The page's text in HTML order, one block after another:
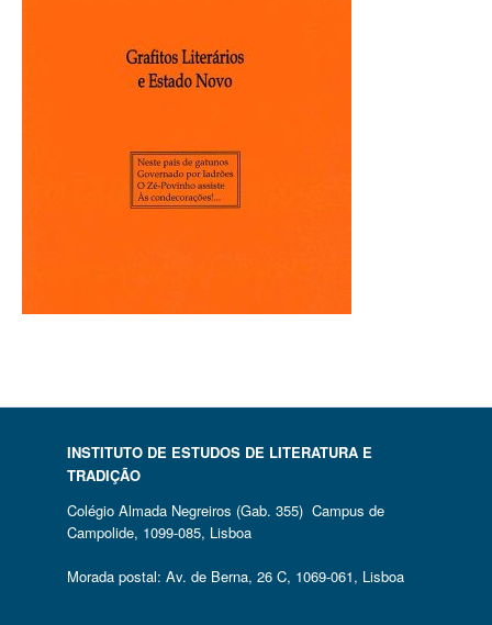
INSTITUTO DE ESTUDOS DE LITERATURA E
TRADIÇÃO
Colégio Almada Negreiros (Gab. 355) Campus de
Campolide, 1099-085, Lisboa
Morada postal: Av. de Berna, 26 C, 1069-061, Lisboa